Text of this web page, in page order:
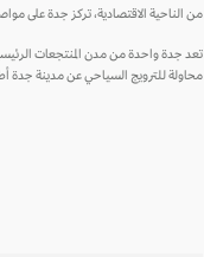
من الناحية الاقتصادية، تركز جدة على مواصلة
محاولة للترويج السياحي عن مدينة جدة